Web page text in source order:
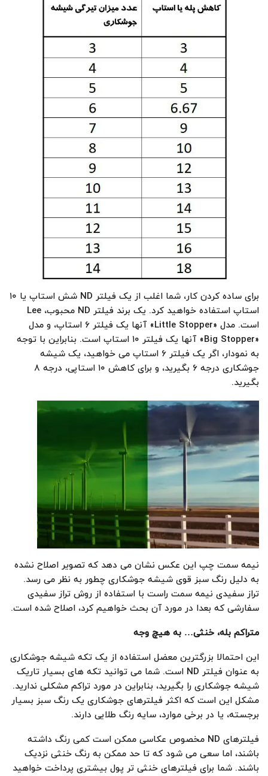
برای ساده کردن کار، شما اغلب از یک فیلتر ND شش استاپ یا ۱۰
استاپ استفاده خواهید کرد. یک برند فیلتر ND محبوب، Lee
است. مدل «Little Stopper» آنها یک فیلتر ۶ استاپ، و مدل
«Big Stopper» آنها یک فیلتر ۱۰ استاپ است. بنابراین با توجه
به نمودار، اگر یک فیلتر ۶ استاپ می خواهید، یک شیشه
جوشکاری درجه ۶ بگیرید، و برای کاهش ۱۰ استاپی، درجه ۸
بگیرید.
نیمه سمت چپ این عکس نشان می دهد که تصویر اصلاح نشده
به دلیل رنگ سبز قوی شیشه جوشکاری چطور به نظر می رسد.
تراز سفیدی نیمه سمت راست با استفاده از روش تراز سفیدی
سفارشی که بعدا در مورد آن بحث خواهیم کرد، اصلاح شده است.
متراکم بله، خنثی… به هیچ وجه
این احتمالا بزرگترین معضل استفاده از یک تکه شیشه جوشکاری
به عنوان فیلتر ND است. شما می توانید تکه های بسیار تاریک
شیشه جوشکاری را بگیرید، بنابراین در مورد تراکم مشکلی ندارید.
مشکل این است که اکثر فیلترهای جوشکاری یک رنگ سبز بسیار
برجسته، یا در برخی موارد، سایه رنگ طلایی دارند.
فیلترهای ND مخصوص عکاسی ممکن است کمی رنگ داشته
باشند، اما سعی می شود که تا حد ممکن به رنگ خنثی نزدیک
باشند. شما برای فیلترهای خنثی تر پول بیشتری پرداخت خواهید